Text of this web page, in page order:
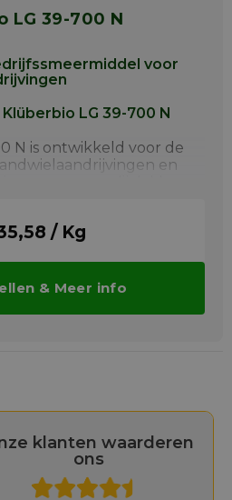
LG 39-700 N
voor
LG 39-700 N
N is ontwikkeld voor de
en
en voor glijvlakken
goede eco-
vereisen,
ankerlieraandrijvingen,
glijlagers,
/ Kg
& Meer info
klanten waarderen
ons